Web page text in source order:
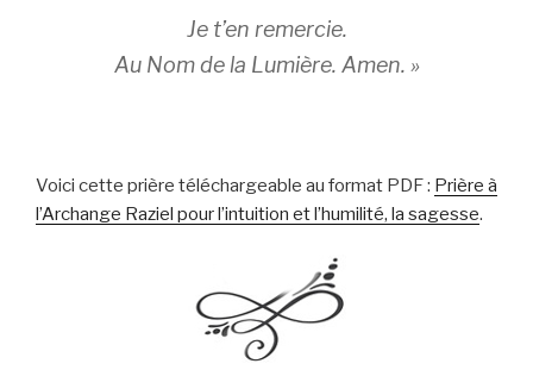
Je t’en remercie.
Au Nom de la Lumière. Amen. »
Voici cette prière téléchargeable au format PDF : Prière à
l’Archange Raziel pour l’intuition et l’humilité, la sagesse.